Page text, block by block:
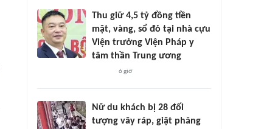
Thu giữ 4,5 tỷ đồng tiền
mặt, vàng, sổ đỏ tại nhà cựu
Viện trưởng Viện Pháp y
tâm thần Trung ương
6 giờ
Nữ du khách bị 28 đối
tượng vây ráp, giật phăng